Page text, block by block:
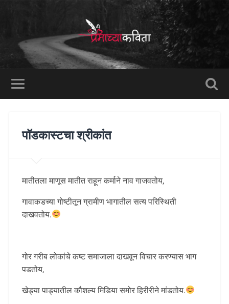
पॉडकास्टचा श्रीकांत
मातीतला माणूस मातीत राहून कर्माने नाव गाजवतोय,
गावाकडच्या गोष्टीतून ग्रामीण भागातील सत्य परिस्थिती
दाखवतोय.
गोर गरीब लोकांचे कष्ट समाजाला दाखवून विचार करण्यास भाग
पडतोय,
खेड्या पाड्यातील कौशल्य मिडिया समोर हिरीरीने मांडतोय.